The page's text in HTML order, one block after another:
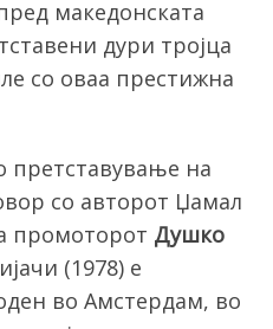
македонската
дури тројца
со оваа престижна
претставување на
со авторот Џамал
промоторот Душко
(1978) е
во Амстердам, во